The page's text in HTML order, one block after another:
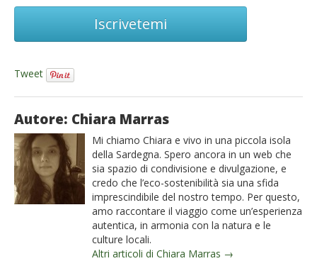
Iscrivetemi
Tweet
Autore: Chiara Marras
Mi chiamo Chiara e vivo in una piccola isola
della Sardegna. Spero ancora in un web che
sia spazio di condivisione e divulgazione, e
credo che l’eco-sostenibilità sia una sfida
imprescindibile del nostro tempo. Per questo,
amo raccontare il viaggio come un’esperienza
autentica, in armonia con la natura e le
culture locali.
Altri articoli di Chiara Marras →